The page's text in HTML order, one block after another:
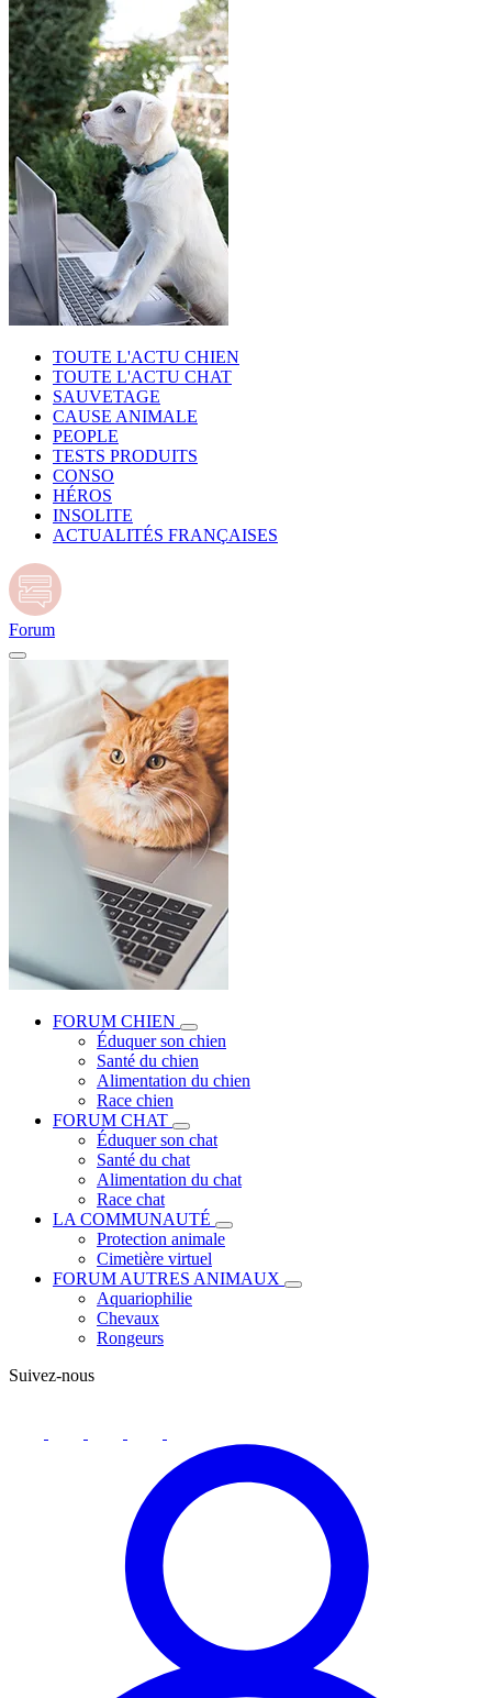
TOUTE L'ACTU CHIEN
TOUTE L'ACTU CHAT
SAUVETAGE
CAUSE ANIMALE
PEOPLE
TESTS PRODUITS
CONSO
HÉROS
INSOLITE
ACTUALITÉS FRANÇAISES
Forum
FORUM CHIEN
Éduquer son chien
Santé du chien
Alimentation du chien
Race chien
FORUM CHAT
Éduquer son chat
Santé du chat
Alimentation du chat
Race chat
LA COMMUNAUTÉ
Protection animale
Cimetière virtuel
FORUM AUTRES ANIMAUX
Aquariophilie
Chevaux
Rongeurs
Suivez-nous